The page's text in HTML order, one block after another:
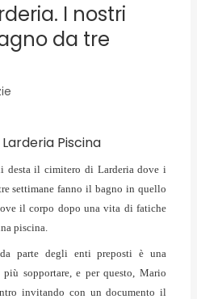
I nostri
da tre
desta il cimitero di Larderia dove i
settimane fanno il bagno in quello
il corpo dopo una vita di fatiche
piscina.
parte degli enti preposti è una
sopportare, e per questo, Mario
invitando con un documento il